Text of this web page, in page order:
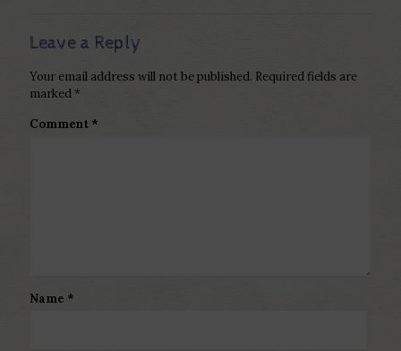
Leave a Reply
Your email address will not be published. Required fields are
marked *
Comment *
Name *